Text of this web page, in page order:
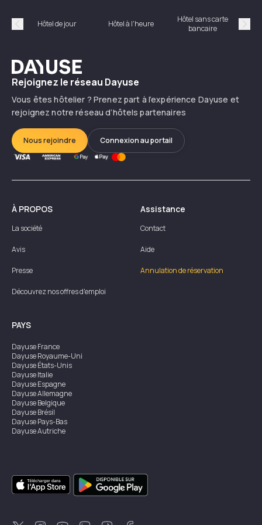
Précédent
Hôtel de jour Hôtel à l'heure
Hôtel sans carte
bancaire
Dayuse
Rejoignez le réseau Dayuse
Vous êtes hôtelier ? Prenez part à l’expérience Dayuse et
rejoignez notre réseau d’hôtels partenaires
Nous rejoindre Connexion au portail
À PROPOS
La société
Avis
Presse
Découvrez nos offres d'emploi
Assistance
Contact
Aide
Annulation de réservation
PAYS
DayuseFrance
DayuseRoyaume-Uni
DayuseÉtats-Unis
DayuseItalie
DayuseEspagne
DayuseAllemagne
DayuseBelgique
DayuseBrésil
DayusePays-Bas
DayuseAutriche
DayuseSingapour
DayuseSuède
DayuseThaïlande